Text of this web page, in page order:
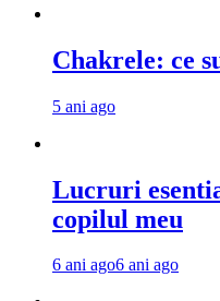
Chakrele: ce
5 ani ago
Lucruri
copilul meu
6 ani ago6 ani ago